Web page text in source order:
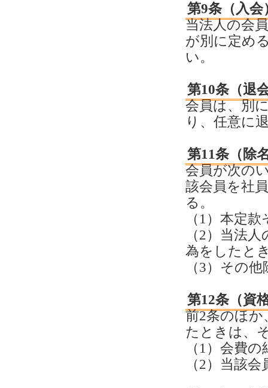
第9条（入会
当法人の会
が別に定め
い。
第10条（退
会員は、別
り、任意に
第11条（除
会員が次の
該会員を社
る。
（1）本定
（2）当法
為をしたと
（3）その
第12条（資
前2条のほ
たときは、
（1）会費
（2）当該